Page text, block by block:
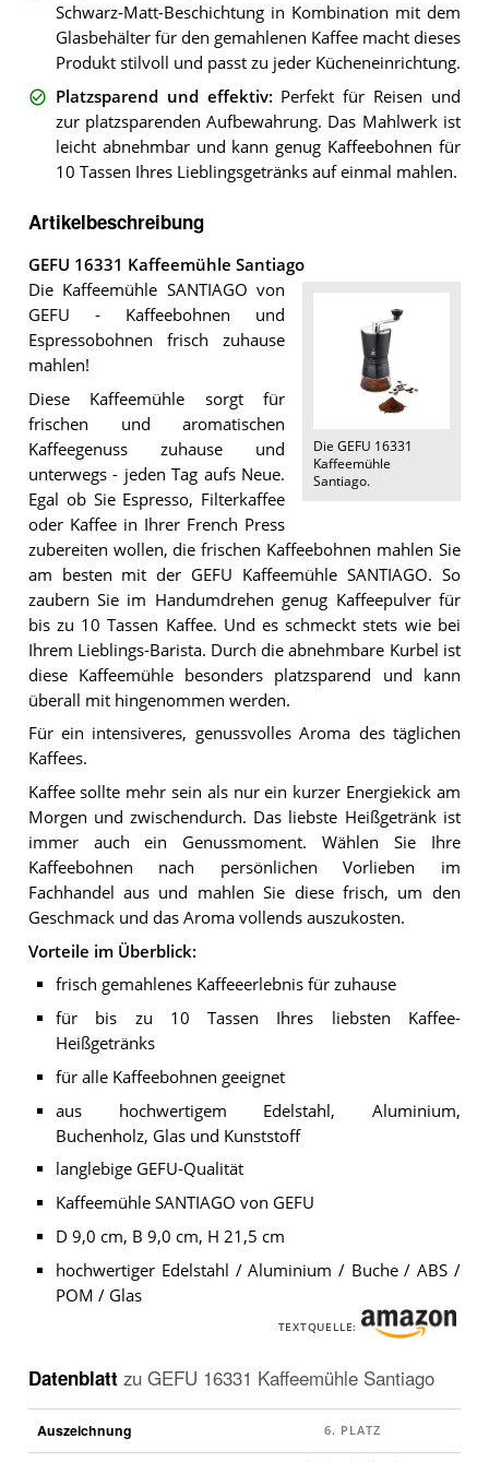
Schwarz-Matt-Beschichtung in Kombination mit dem
Glasbehälter für den gemahlenen Kaffee macht dieses
Produkt stilvoll und passt zu jeder Kücheneinrichtung.
Platzsparend und effektiv: Perfekt für Reisen und
zur platzsparenden Aufbewahrung. Das Mahlwerk ist
leicht abnehmbar und kann genug Kaffeebohnen für
10 Tassen Ihres Lieblingsgetränks auf einmal mahlen.
Artikelbeschreibung
GEFU 16331 Kaffeemühle Santiago
Die GEFU 16331
Kaffeemühle
Santiago.
Die Kaffeemühle SANTIAGO von
GEFU - Kaffeebohnen und
Espressobohnen frisch zuhause
mahlen!
Diese Kaffeemühle sorgt für
frischen und aromatischen
Kaffeegenuss zuhause und
unterwegs - jeden Tag aufs Neue.
Egal ob Sie Espresso, Filterkaffee
oder Kaffee in Ihrer French Press
zubereiten wollen, die frischen Kaffeebohnen mahlen Sie
am besten mit der GEFU Kaffeemühle SANTIAGO. So
zaubern Sie im Handumdrehen genug Kaffeepulver für
bis zu 10 Tassen Kaffee. Und es schmeckt stets wie bei
Ihrem Lieblings-Barista. Durch die abnehmbare Kurbel ist
diese Kaffeemühle besonders platzsparend und kann
überall mit hingenommen werden.
Für ein intensiveres, genussvolles Aroma des täglichen
Kaffees.
Kaffee sollte mehr sein als nur ein kurzer Energiekick am
Morgen und zwischendurch. Das liebste Heißgetränk ist
immer auch ein Genussmoment. Wählen Sie Ihre
Kaffeebohnen nach persönlichen Vorlieben im
Fachhandel aus und mahlen Sie diese frisch, um den
Geschmack und das Aroma vollends auszukosten.
Vorteile im Überblick:
frisch gemahlenes Kaffeeerlebnis für zuhause
für bis zu 10 Tassen Ihres liebsten Kaffee-
Heißgetränks
für alle Kaffeebohnen geeignet
aus hochwertigem Edelstahl, Aluminium,
Buchenholz, Glas und Kunststoff
langlebige GEFU-Qualität
Kaffeemühle SANTIAGO von GEFU
D 9,0 cm, B 9,0 cm, H 21,5 cm
hochwertiger Edelstahl / Aluminium / Buche / ABS /
POM / Glas
TEXTQUELLE:
Datenblatt zu GEFU 16331 Kaffeemühle Santiago
Auszeichnung